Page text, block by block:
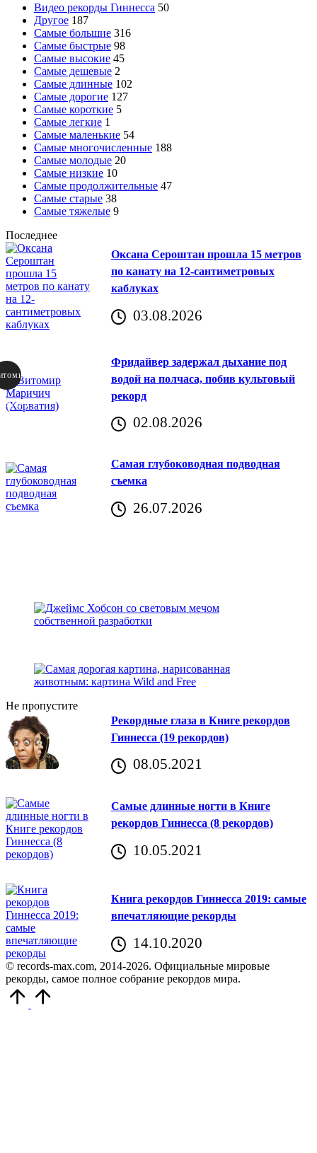
Видео рекорды Гиннесса 50
Другое 187
Самые большие 316
Самые быстрые 98
Самые высокие 45
Самые дешевые 2
Самые длинные 102
Самые дорогие 127
Самые короткие 5
Самые легкие 1
Самые маленькие 54
Самые многочисленные 188
Самые молодые 20
Самые низкие 10
Самые продолжительные 47
Самые старые 38
Самые тяжелые 9
Последнее
Оксана Сероштан прошла 15 метров
по канату на 12-сантиметровых
каблуках
03.08.2026
Фридайвер задержал дыхание под
водой на полчаса, побив культовый
рекорд
02.08.2026
Самая глубоководная подводная
съемка
26.07.2026
Не пропустите
Рекордные глаза в Книге рекордов
Гиннесса (19 рекордов)
08.05.2021
Самые длинные ногти в Книге
рекордов Гиннесса (8 рекордов)
10.05.2021
Книга рекордов Гиннесса 2019: самые
впечатляющие рекорды
14.10.2020
© records-max.com, 2014-2026. Официальные мировые
рекорды, самое полное собрание рекордов мира.